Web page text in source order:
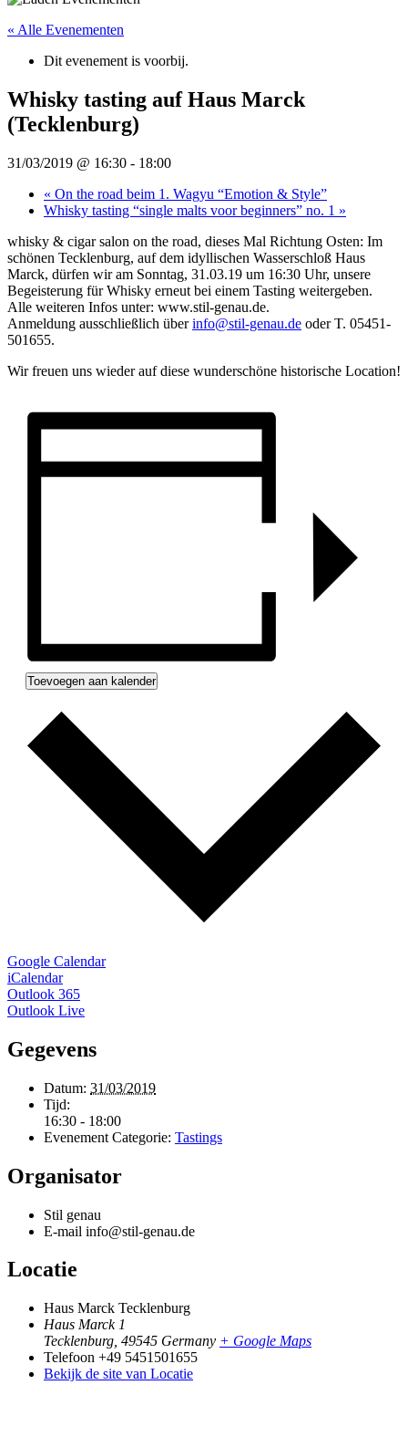
« Alle Evenementen
Dit evenement is voorbij.
Whisky tasting auf Haus Marck
(Tecklenburg)
31/03/2019 @ 16:30 - 18:00
« On the road beim 1. Wagyu “Emotion & Style”
Whisky tasting “single malts voor beginners” no. 1 »
whisky & cigar salon on the road, dieses Mal Richtung Osten: Im
schönen Tecklenburg, auf dem idyllischen Wasserschloß Haus
Marck, dürfen wir am Sonntag, 31.03.19 um 16:30 Uhr, unsere
Begeisterung für Whisky erneut bei einem Tasting weitergeben.
Alle weiteren Infos unter: www.stil-genau.de.
Anmeldung ausschließlich überinfo@stil-genau.de oder T. 05451-
501655.
Wir freuen uns wieder auf diese wunderschöne historische Location!
Toevoegen aan kalender
Google Calendar
iCalendar
Outlook 365
Outlook Live
Gegevens
Datum: 31/03/2019
Tijd:
16:30 - 18:00
Evenement Categorie: Tastings
Organisator
Stil genau
E-mail info@stil-genau.de
Locatie
Haus Marck Tecklenburg
Haus Marck 1
Tecklenburg 49545 Germany + Google Maps
Telefoon +49 5451501655
Bekijk de site van Locatie